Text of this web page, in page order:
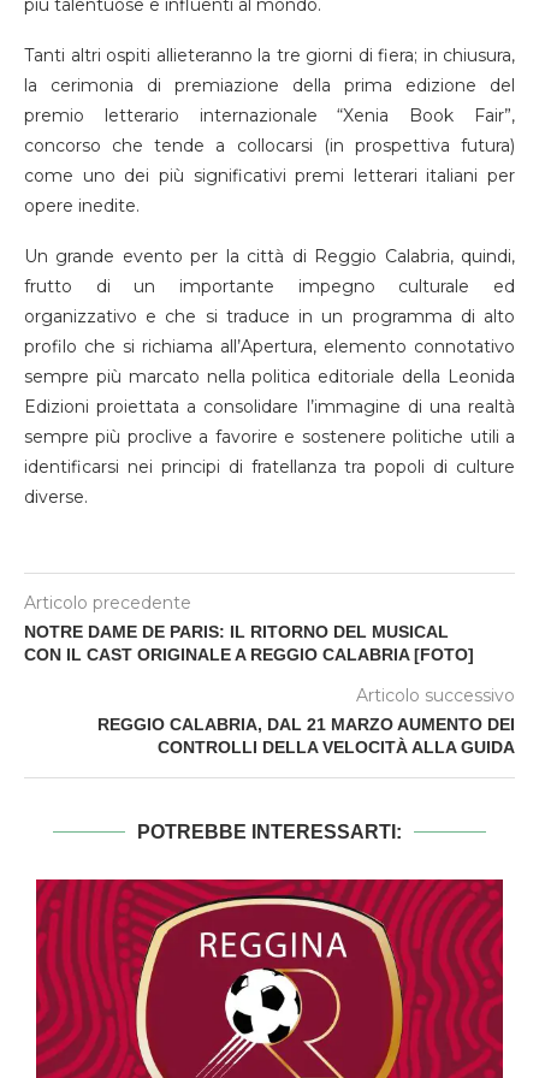
più talentuose e influenti al mondo.
Tanti altri ospiti allieteranno la tre giorni di fiera; in chiusura,
la cerimonia di premiazione della prima edizione del
premio letterario internazionale “Xenia Book Fair”,
concorso che tende a collocarsi (in prospettiva futura)
come uno dei più significativi premi letterari italiani per
opere inedite.
Un grande evento per la città di Reggio Calabria, quindi,
frutto di un importante impegno culturale ed
organizzativo e che si traduce in un programma di alto
profilo che si richiama all’Apertura, elemento connotativo
sempre più marcato nella politica editoriale della Leonida
Edizioni proiettata a consolidare l’immagine di una realtà
sempre più proclive a favorire e sostenere politiche utili a
identificarsi nei principi di fratellanza tra popoli di culture
diverse.
Articolo precedente
NOTRE DAME DE PARIS: IL RITORNO DEL MUSICAL
CON IL CAST ORIGINALE A REGGIO CALABRIA [FOTO]
Articolo successivo
REGGIO CALABRIA, DAL 21 MARZO AUMENTO DEI
CONTROLLI DELLA VELOCITÀ ALLA GUIDA
POTREBBE INTERESSARTI: